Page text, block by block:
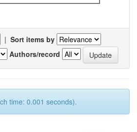
| Sort items by
Authors/record
time: 0.001 seconds).